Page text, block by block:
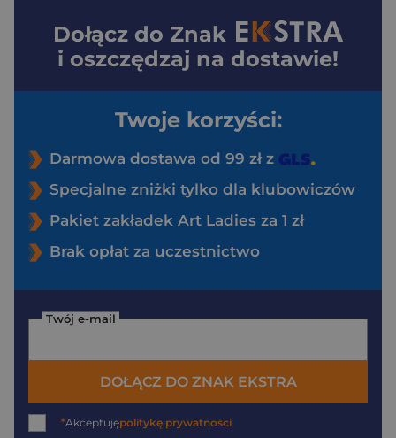
Dołącz do Znak
i oszczędzaj na dostawie!
Twoje korzyści:
Darmowa dostawa od 99 zł z
Specjalne zniżki tylko dla klubowiczów
Pakiet zakładek Art Ladies za 1 zł
Brak opłat za uczestnictwo
Twój e-mail
DOŁĄCZ DO ZNAK EKSTRA
*Akceptujępolitykę prywatności